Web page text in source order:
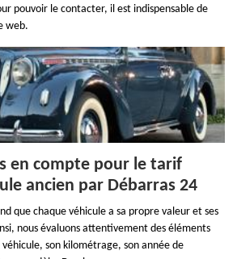
pouvoir le contacter, il est indispensable de
web.
en compte pour le tarif
ancien par Débarras 24
que chaque véhicule a sa propre valeur et ses
nous évaluons attentivement des éléments
son kilométrage, son année de